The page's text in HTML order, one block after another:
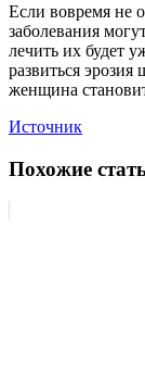
Если вовремя не
заболевания
лечить их будет
развиться
женщина
Источник
Похожие